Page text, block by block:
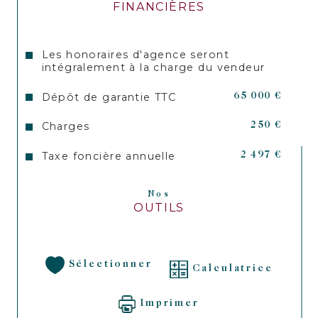
FINANCIÈRES
Les honoraires d'agence seront
intégralement à la charge du vendeur
Dépôt de garantie TTC 65 000 €
Charges 250 €
Taxe foncière annuelle 2 497 €
Nos
OUTILS
Sélectionner Calculatrice
Imprimer